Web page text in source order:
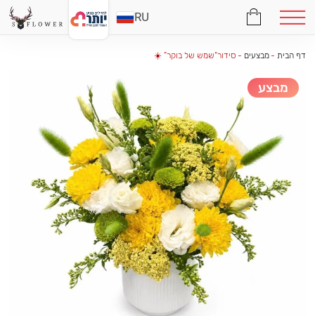
דף הבית -מבצעים - סידור“שמש של בוקר” ☀️
מבצע
RU